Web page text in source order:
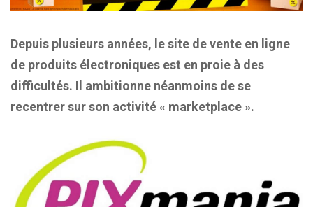
Depuis plusieurs années, le site de vente en ligne
de produits électroniques est en proie à des
difficultés. Il ambitionne néanmoins de se
recentrer sur son activité « marketplace ».